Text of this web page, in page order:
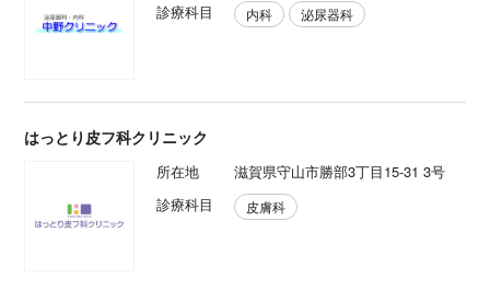
診療科目
内科 泌尿器科
はっとり皮フ科クリニック
所在地
滋賀県守山市勝部3丁目15-31 3号
診療科目
皮膚科